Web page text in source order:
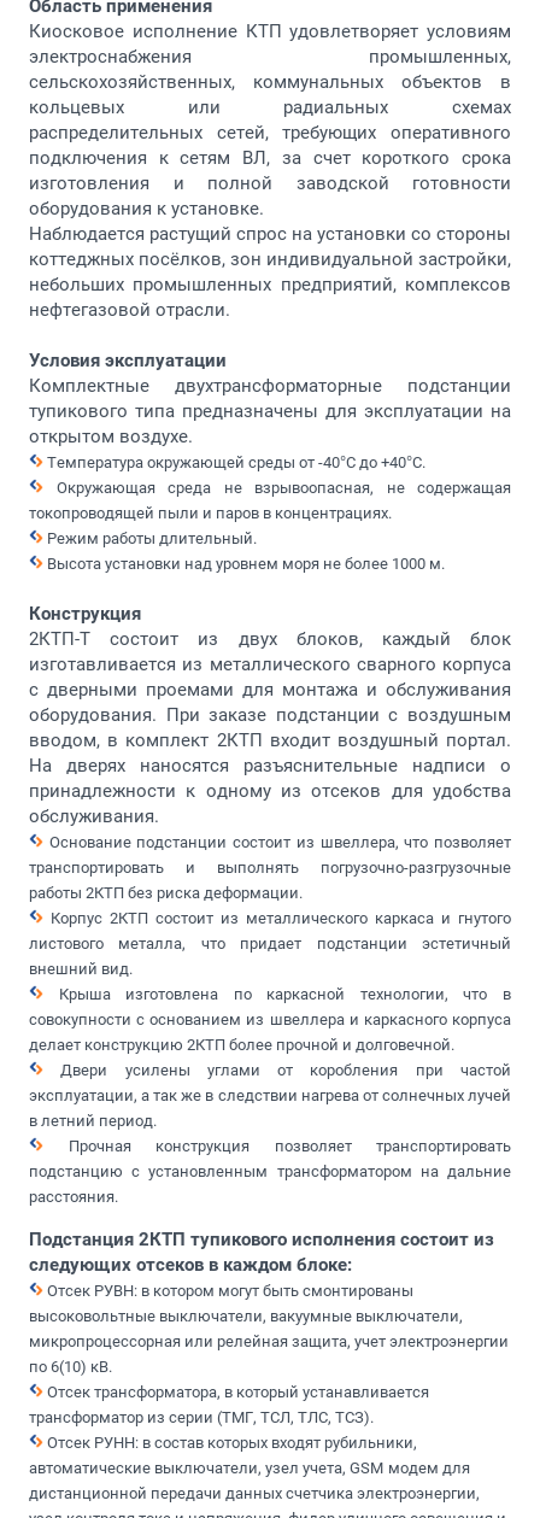
Область применения
Киосковое исполнение КТП удовлетворяет условиям
электроснабжения промышленных,
сельскохозяйственных, коммунальных объектов в
кольцевых или радиальных схемах
распределительных сетей, требующих оперативного
подключения к сетям ВЛ, за счет короткого срока
изготовления и полной заводской готовности
оборудования к установке.
Наблюдается растущий спрос на установки со стороны
коттеджных посёлков, зон индивидуальной застройки,
небольших промышленных предприятий, комплексов
нефтегазовой отрасли.
Условия эксплуатации
Комплектные двухтрансформаторные подстанции
тупикового типа предназначены для эксплуатации на
открытом воздухе.
Температура окружающей среды от -40°С до +40°С.
Окружающая среда не взрывоопасная, не содержащая
токопроводящей пыли и паров в концентрациях.
Режим работы длительный.
Высота установки над уровнем моря не более 1000 м.
Конструкция
2КТП-Т состоит из двух блоков, каждый блок
изготавливается из металлического сварного корпуса
с дверными проемами для монтажа и обслуживания
оборудования. При заказе подстанции с воздушным
вводом, в комплект 2КТП входит воздушный портал.
На дверях наносятся разъяснительные надписи о
принадлежности к одному из отсеков для удобства
обслуживания.
Основание подстанции состоит из швеллера, что позволяет
транспортировать и выполнять погрузочно-разгрузочные
работы 2КТП без риска деформации.
Корпус 2КТП состоит из металлического каркаса и гнутого
листового металла, что придает подстанции эстетичный
внешний вид.
Крыша изготовлена по каркасной технологии, что в
совокупности с основанием из швеллера и каркасного корпуса
делает конструкцию 2КТП более прочной и долговечной.
Двери усилены углами от коробления при частой
эксплуатации, а так же в следствии нагрева от солнечных лучей
в летний период.
Прочная конструкция позволяет транспортировать
подстанцию с установленным трансформатором на дальние
расстояния.
Подстанция 2КТП тупикового исполнения состоит из
следующих отсеков в каждом блоке:
Отсек РУВН: в котором могут быть смонтированы
высоковольтные выключатели, вакуумные выключатели,
микропроцессорная или релейная защита, учет электроэнергии
по 6(10) кВ.
Отсек трансформатора, в который устанавливается
трансформатор из серии (ТМГ, ТСЛ, ТЛС, ТСЗ).
Отсек РУНН: в состав которых входят рубильники,
автоматические выключатели, узел учета, GSM модем для
дистанционной передачи данных счетчика электроэнергии,